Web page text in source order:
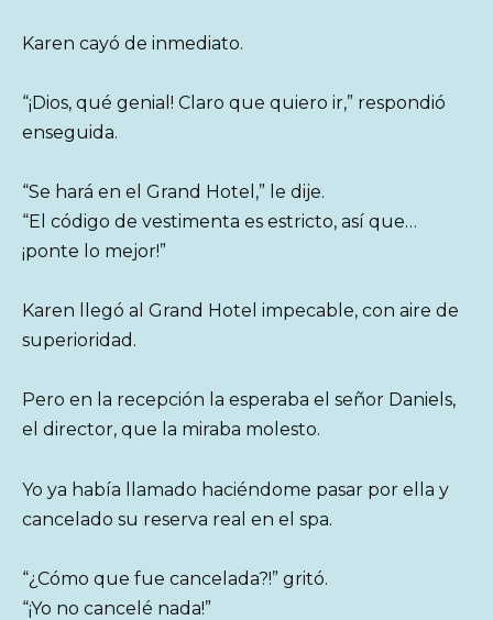
Karen cayó de inmediato.
“¡Dios, qué genial! Claro que quiero ir,” respondió
enseguida.
“Se hará en el Grand Hotel,” le dije.
“El código de vestimenta es estricto, así que…
¡ponte lo mejor!”
Karen llegó al Grand Hotel impecable, con aire de
superioridad.
Pero en la recepción la esperaba el señor Daniels,
el director, que la miraba molesto.
Yo ya había llamado haciéndome pasar por ella y
cancelado su reserva real en el spa.
“¿Cómo que fue cancelada?!” gritó.
“¡Yo no cancelé nada!”